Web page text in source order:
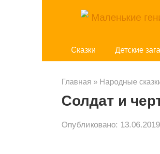
Cказки Детские
Главная » Народные
Солдат и
Опубликовано: 13.06.2019